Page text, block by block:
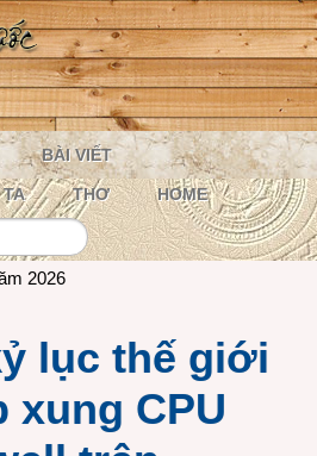
BÀI VIẾT
TA THƠ HOME
2026
lục thế giới
xung CPU